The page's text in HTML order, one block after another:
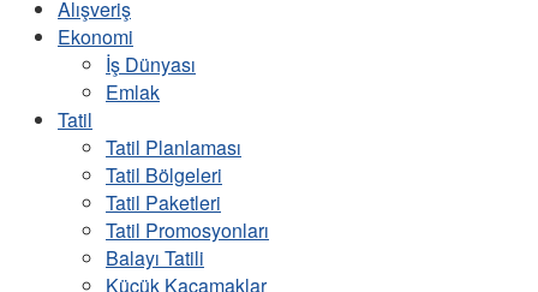
Alışveriş
Ekonomi
İş Dünyası
Emlak
Tatil
Tatil Planlaması
Tatil Bölgeleri
Tatil Paketleri
Tatil Promosyonları
Balayı Tatili
Küçük Kaçamaklar